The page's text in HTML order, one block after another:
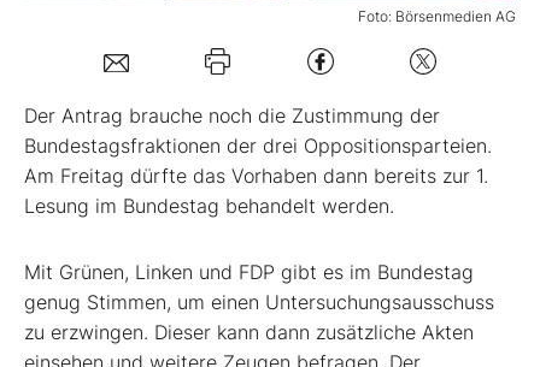
Kontakt
Foto: Börsenmedien AG
Der Antrag brauche noch die Zustimmung der
Bundestagsfraktionen der drei Oppositionsparteien.
Am Freitag dürfte das Vorhaben dann bereits zur 1.
Lesung im Bundestag behandelt werden.
Mit Grünen, Linken und FDP gibt es im Bundestag
genug Stimmen, um einen Untersuchungsausschuss
zu erzwingen. Dieser kann dann zusätzliche Akten